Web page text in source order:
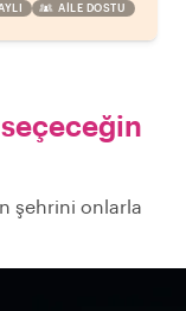
AILE DOSTU
seçeceğin
şehrini onlarla